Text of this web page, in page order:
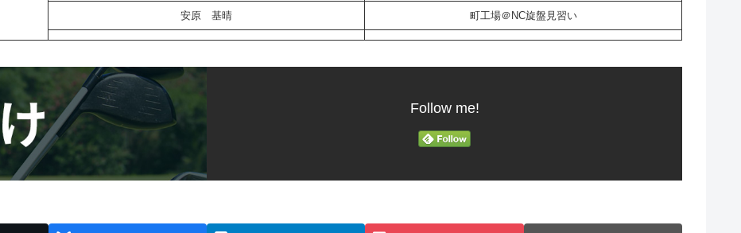
安原 基晴 町工場＠NC旋盤見習い
Follow me!